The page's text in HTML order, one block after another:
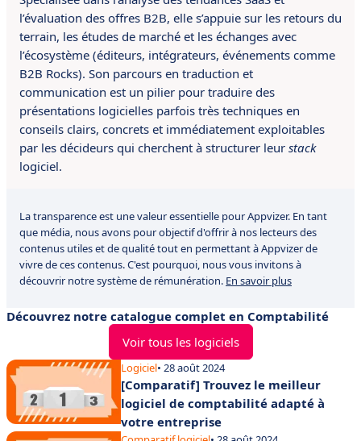
l’évaluation des offres B2B, elle s’appuie sur les retours du
terrain, les études de marché et les échanges avec
l’écosystème (éditeurs, intégrateurs, événements comme
B2B Rocks). Son parcours en traduction et
communication est un pilier pour traduire des
présentations logicielles parfois très techniques en
conseils clairs, concrets et immédiatement exploitables
par les décideurs qui cherchent à structurer leur stack
logiciel.
La transparence est une valeur essentielle pour Appvizer. En tant
que média, nous avons pour objectif d'offrir à nos lecteurs des
contenus utiles et de qualité tout en permettant à Appvizer de
vivre de ces contenus. C'est pourquoi, nous vous invitons à
découvrir notre système de rémunération. En savoir plus
Découvrez notre catalogue complet en Comptabilité
Voir tous les logiciels
Logiciel• 28 août 2024
[Comparatif] Trouvez le meilleur
logiciel de comptabilité adapté à
votre entreprise